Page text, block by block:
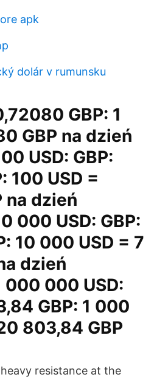
apk
dolár v rumunsku
GBP: 1
GBP na dzień
USD: GBP:
100 USD =
na dzień
000 USD: GBP:
10 000 USD = 7
dzień
000 000 USD:
GBP: 1 000
803,84 GBP
resistance at the